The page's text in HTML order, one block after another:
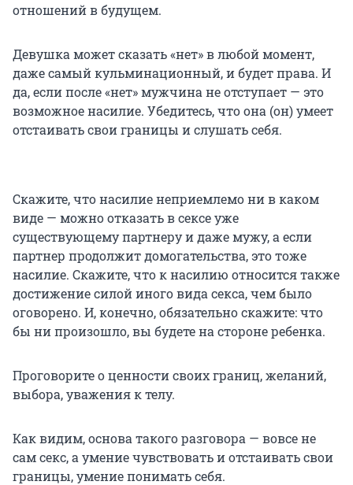
отношений в будущем.
Девушка может сказать «нет» в любой момент,
даже самый кульминационный, и будет права. И
да, если после «нет» мужчина не отступает — это
возможное насилие. Убедитесь, что она (он) умеет
отстаивать свои границы и слушать себя.
Скажите, что насилие неприемлемо ни в каком
виде — можно отказать в сексе уже
существующему партнеру и даже мужу, а если
партнер продолжит домогательства, это тоже
насилие. Скажите, что к насилию относится также
достижение силой иного вида секса, чем было
оговорено. И, конечно, обязательно скажите: что
бы ни произошло, вы будете на стороне ребенка.
Проговорите о ценности своих границ, желаний,
выбора, уважения к телу.
Как видим, основа такого разговора — вовсе не
сам секс, а умение чувствовать и отстаивать свои
границы, умение понимать себя.